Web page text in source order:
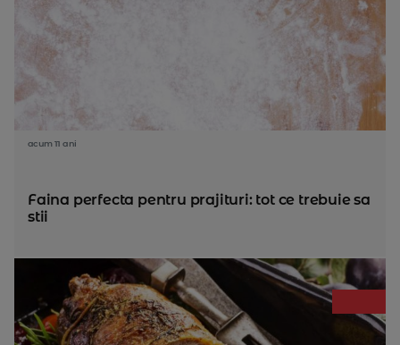
acum 11 ani
Faina perfecta pentru prajituri: tot ce trebuie sa
stii